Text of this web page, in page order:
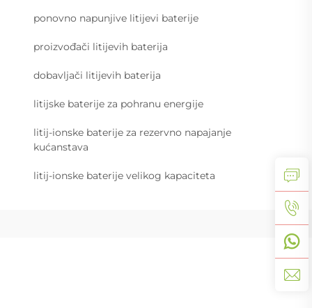
ponovno napunjive litijevi baterije
proizvođači litijevih baterija
dobavljači litijevih baterija
litijske baterije za pohranu energije
litij-ionske baterije za rezervno napajanje
kućanstava
litij-ionske baterije velikog kapaciteta